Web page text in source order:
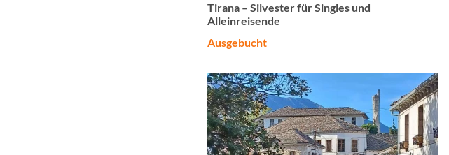
Tirana – Silvester für Singles und
Alleinreisende
Ausgebucht